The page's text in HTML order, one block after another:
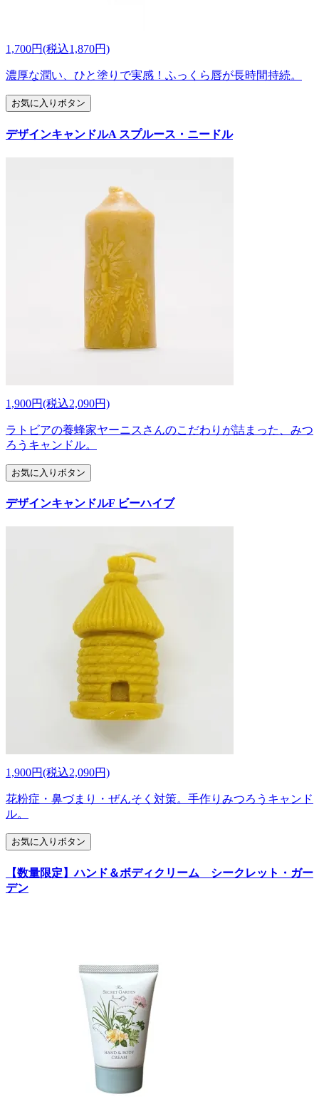
1,700円(税込1,870円)
濃厚な潤い、ひと塗りで実感！ふっくら唇が長時間持続。
お気に入りボタン
デザインキャンドルA スプルース・ニードル
1,900円(税込2,090円)
ラトビアの養蜂家ヤーニスさんのこだわりが詰まった、みつ
ろうキャンドル。
お気に入りボタン
デザインキャンドルF ビーハイブ
1,900円(税込2,090円)
花粉症・鼻づまり・ぜんそく対策。手作りみつろうキャンド
ル。
お気に入りボタン
【数量限定】ハンド＆ボディクリーム シークレット・ガー
デン